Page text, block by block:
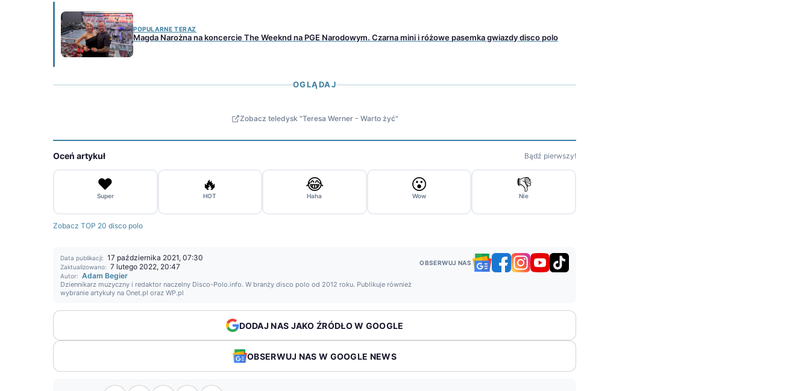
POPULARNE TERAZ
Magda Narożna na koncercie The Weeknd na PGE Narodowym. Czarna mini i różowe pasemka gwiazdy disco polo
OGLĄDAJ
Zobacz teledysk "Teresa Werner - Warto żyć"
Oceń artykuł Bądź pierwszy!
❤️
Super
🔥
HOT
😂
Haha
😮
Wow
👎
Nie
Zobacz TOP 20 disco polo
Data publikacji: 17 października 2021, 07:30
Zaktualizowano: 7 lutego 2022, 20:47
Autor: Adam Begier
Dziennikarz muzyczny i redaktor naczelny Disco-Polo.info. W branży disco polo od 2012 roku. Publikuje również
wybranie artykuły na Onet.pl oraz WP.pl
OBSERWUJ NAS
DODAJ NAS JAKO ŹRÓDŁO W GOOGLE
OBSERWUJ NAS W GOOGLE NEWS